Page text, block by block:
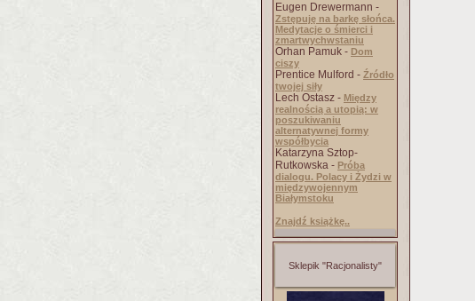
Eugen Drewermann -
Zstępuję na barkę słońca.
Medytacje o śmierci i
zmartwychwstaniu
Orhan Pamuk - Dom
ciszy
Prentice Mulford - Źródło
twojej siły
Lech Ostasz - Między
realnością a utopią: w
poszukiwaniu
alternatywnej formy
współbycia
Katarzyna Sztop-
Rutkowska - Próba
dialogu. Polacy i Żydzi w
międzywojennym
Białymstoku
Znajdź książkę..
Sklepik "Racjonalisty"